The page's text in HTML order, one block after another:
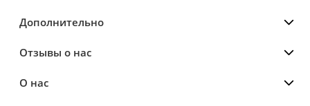
Дополнительно
Отзывы о нас
О нас